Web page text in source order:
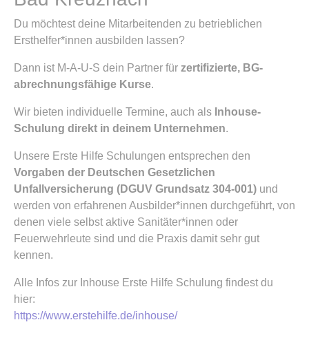
Du möchtest deine Mitarbeitenden zu betrieblichen
Ersthelfer*innen ausbilden lassen?
Dann ist M-A-U-S dein Partner für zertifizierte, BG-
abrechnungsfähige Kurse.
Wir bieten individuelle Termine, auch als Inhouse-
Schulung direkt in deinem Unternehmen.
Unsere Erste Hilfe Schulungen entsprechen den
Vorgaben der Deutschen Gesetzlichen
Unfallversicherung (DGUV Grundsatz 304-001) und
werden von erfahrenen Ausbilder*innen durchgeführt, von
denen viele selbst aktive Sanitäter*innen oder
Feuerwehrleute sind und die Praxis damit sehr gut
kennen.
Alle Infos zur Inhouse Erste Hilfe Schulung findest du
hier:
https://www.erstehilfe.de/inhouse/